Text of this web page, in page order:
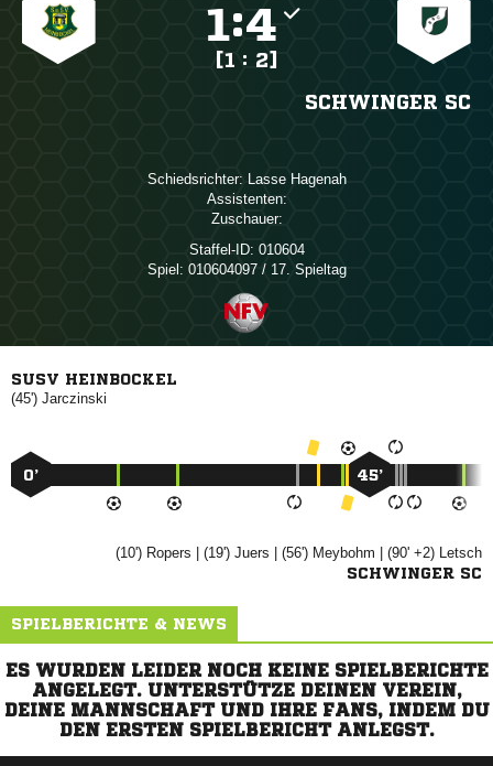
:
[1 : 2]
SCHWINGER SC
Schiedsrichter:  
Assistenten:
Zuschauer:
Staffel-ID: 010604
Spiel: 010604097 / 17. Spieltag
SUSV HEINBOCKEL
(45') 
0’ 45’
(10')  | (19')  | (56')  | (90' +2) 
SCHWINGER SC
SPIELBERICHTE & NEWS
ES WURDEN LEIDER NOCH KEINE SPIELBERICHTE
ANGELEGT. UNTERSTÜTZE DEINEN VEREIN,
DEINE MANNSCHAFT UND IHRE FANS, INDEM DU
DEN ERSTEN SPIELBERICHT ANLEGST.